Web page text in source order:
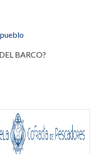
BARCO?